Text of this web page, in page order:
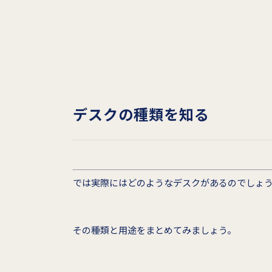
デスクの種類を知る
では実際にはどのようなデスクがあるのでしょ
その種類と用途をまとめてみましょう。